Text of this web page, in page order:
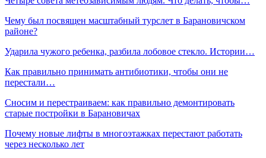
Чему был посвящен масштабный турслет в Барановичском
районе?
Ударила чужого ребенка, разбила лобовое стекло. Истории…
Как правильно принимать антибиотики, чтобы они не
перестали…
Сносим и перестраиваем: как правильно демонтировать
старые постройки в Барановичах
Почему новые лифты в многоэтажках перестают работать
через несколько лет